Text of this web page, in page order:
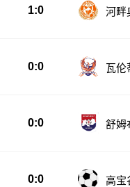
1:0 河畔
0:0 瓦伦
0:0
舒姆
0:0 高宝